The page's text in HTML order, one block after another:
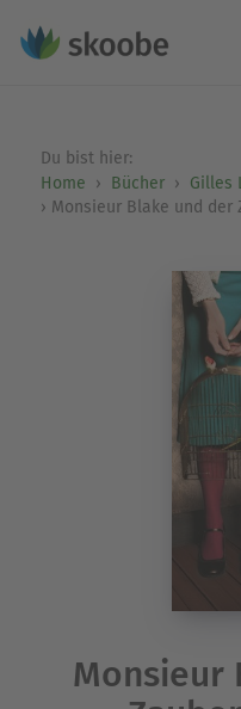
Du bist hier:
Home
Bücher
Gilles
Monsieur Blake und der
Monsieur